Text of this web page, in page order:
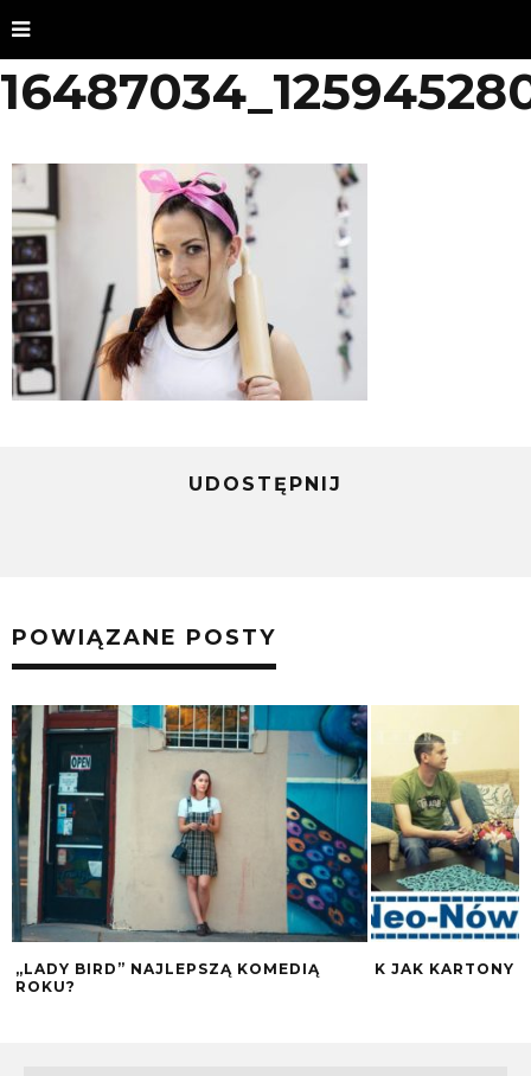
UDOSTĘPNIJ
POWIĄZANE POSTY
„LADY BIRD” NAJLEPSZĄ KOMEDIĄ
ROKU?
K JAK KARTONY